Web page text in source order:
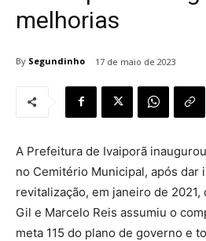
melhorias
By Segundinho 17 de maio de 2023
A Prefeitura de Ivaiporã
no Cemitério Municipal, após dar
revitalização, em janeiro de 2021,
Gil e Marcelo Reis assumiu o
meta 115 do plano de governo e